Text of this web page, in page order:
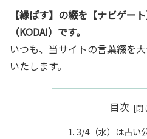
【縁ぱす】の綴を【ナビゲー
（KODAI）です。
いつも、当サイトの言葉綴を
いたします。
目次
3/4（水）は占い